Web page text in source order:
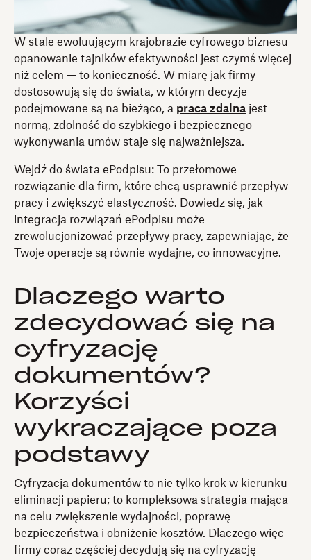
W stale ewoluującym krajobrazie cyfrowego biznesu
opanowanie tajników efektywności jest czymś więcej
niż celem — to konieczność. W miarę jak firmy
dostosowują się do świata, w którym decyzje
podejmowane są na bieżąco, a praca zdalna jest
normą, zdolność do szybkiego i bezpiecznego
wykonywania umów staje się najważniejsza.
Wejdź do świata ePodpisu: To przełomowe
rozwiązanie dla firm, które chcą usprawnić przepływ
pracy i zwiększyć elastyczność. Dowiedz się, jak
integracja rozwiązań ePodpisu może
zrewolucjonizować przepływy pracy, zapewniając, że
Twoje operacje są równie wydajne, co innowacyjne.
Dlaczego warto
zdecydować się na
cyfryzację
dokumentów?
Korzyści
wykraczające poza
podstawy
Cyfryzacja dokumentów to nie tylko krok w kierunku
eliminacji papieru; to kompleksowa strategia mająca
na celu zwiększenie wydajności, poprawę
bezpieczeństwa i obniżenie kosztów. Dlaczego więc
firmy coraz częściej decydują się na cyfryzację